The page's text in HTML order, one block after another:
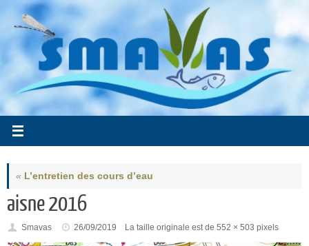
Passer
contenu
« L’entretien des cours d’eau
aisne 2016
Smavas 26/09/2019 La taille originale est de552 × 503 pixels